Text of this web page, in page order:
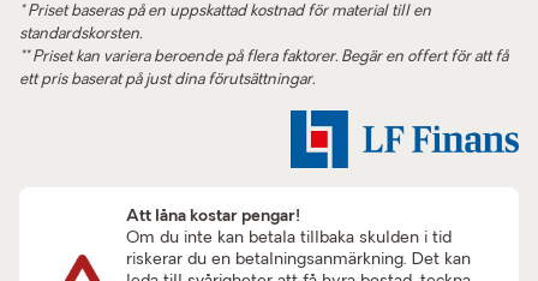
* Priset baseras på en uppskattad kostnad för material till en
standardskorsten.
** Priset kan variera beroende på flera faktorer. Begär en offert för att få
ett pris baserat på just dina förutsättningar.
Att låna kostar pengar!
Om du inte kan betala tillbaka skulden i tid
riskerar du en betalningsanmärkning. Det kan